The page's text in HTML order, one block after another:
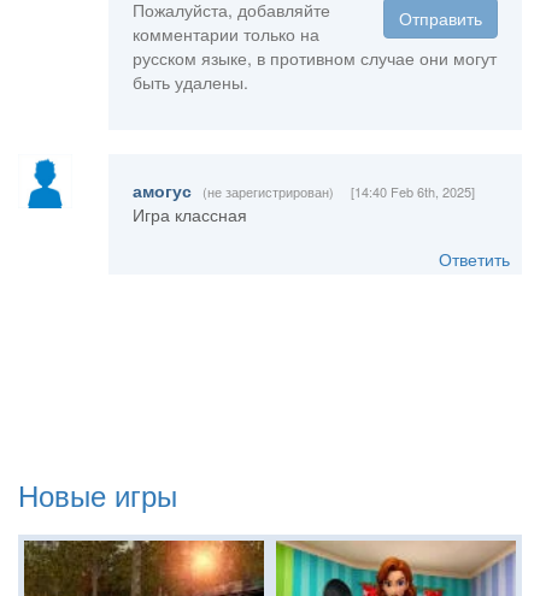
Отправить
Пожалуйста, добавляйте
комментарии только на
русском языке, в противном случае они могут
быть удалены.
амогус (не зарегистрирован) [14:40 Feb 6th, 2025]
Игра классная
Ответить
Новые игры